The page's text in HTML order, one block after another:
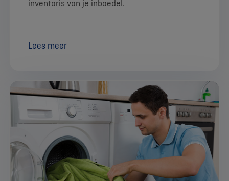
inventaris van je inboedel.
Lees meer